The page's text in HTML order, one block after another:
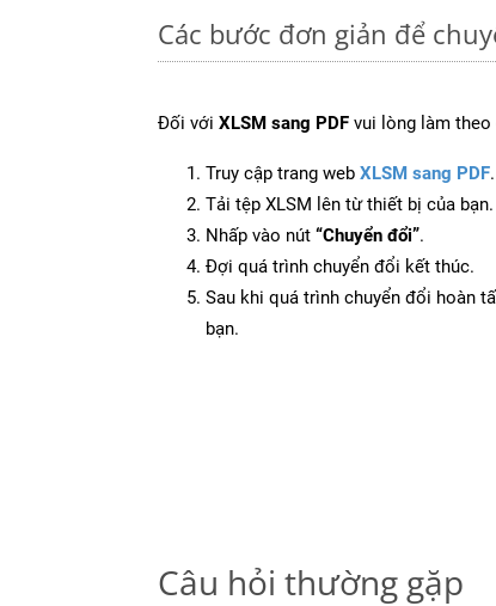
Các bước đơn giản để
Đối với XLSM sang PDF vui lòng làm
Truy cập trang web XLSM sang PDF.
Tải tệp XLSM lên từ thiết bị của bạn.
Nhấp vào nút “Chuyển đổi”.
Đợi quá trình chuyển đổi kết thúc.
Sau khi quá trình chuyển đổi hoàn
bạn.
Câu hỏi thường gặp